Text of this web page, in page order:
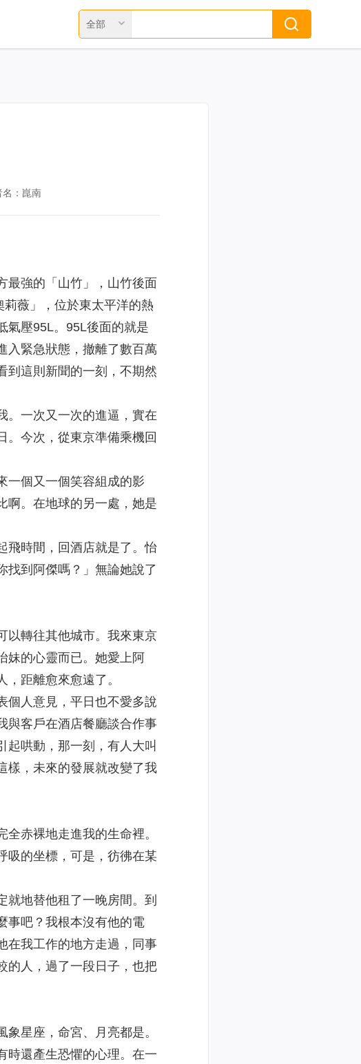
全部
名：崑南
最強的「山竹」，山竹後面
薇」，位於東太平洋的熱
氣壓95L。95L後面的就是
入緊急狀態，撤離了數百萬
到這則新聞的一刻，不期然
。一次又一次的進逼，實在
。今次，從東京準備乘機回
一個又一個笑容組成的影
啊。在地球的另一處，她是
飛時間，回酒店就是了。怡
找到阿傑嗎？」無論她說了
以轉往其他城市。我來東京
妹的心靈而已。她愛上阿
距離愈來愈遠了。
個人意見，平日也不愛多說
與客戶在酒店餐廳談合作事
起哄動，那一刻，有人大叫
樣，未來的發展就改變了我
赤裸地走進我的生命裡。
吸的坐標，可是，彷彿在某
就地替他租了一晚房間。到
事吧？我根本沒有他的電
在我工作的地方走過，同事
的人，過了一段日子，也把
星座，命宮、月亮都是。
時還產生恐懼的心理。在一